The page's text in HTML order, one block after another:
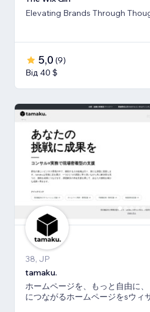
Elevating Brands Through
5,0 (9)
Від 40 $
38, JP
tamaku.
ホームページを、もっと自由に
につながるホームページをsウィ